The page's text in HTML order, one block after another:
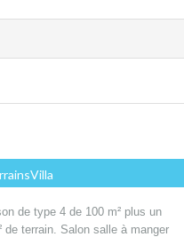
de type 4 de 100 m² plus un
de terrain. Salon salle à manger